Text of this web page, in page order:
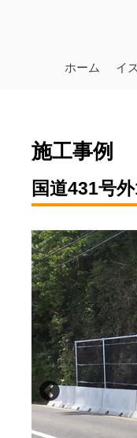
ホーム イ
施工事例
国道431号